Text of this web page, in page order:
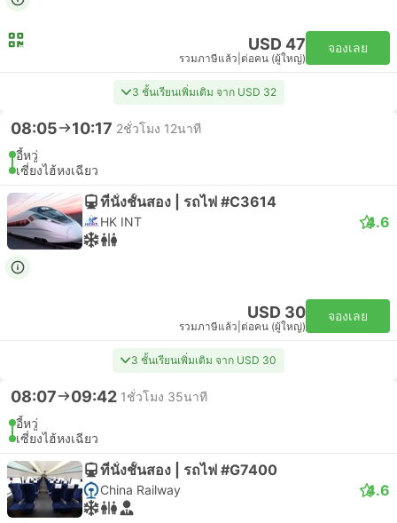
USD 47
รวมภาษีแล้ว ต่อคน (ผู้ใหญ่)
จองเลย
3 ชั้นเรียนเพิ่มเติม จาก USD 32
08:05 10:17 2ชั่วโมง 12นาที
อี้หวู่
เซี่ยงไฮ้หงเฉียว
ที่นั่งชั้นสอง | รถไฟ #C3614
HK INT 4.6
USD 30
รวมภาษีแล้ว ต่อคน (ผู้ใหญ่)
จองเลย
3 ชั้นเรียนเพิ่มเติม จาก USD 30
08:07 09:42 1ชั่วโมง 35นาที
อี้หวู่
เซี่ยงไฮ้หงเฉียว
ที่นั่งชั้นสอง | รถไฟ #G7400
China Railway 4.6